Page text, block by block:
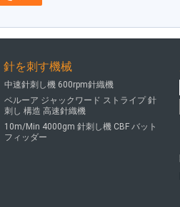
針を刺す機械
中速針刺し機 600rpm針織機
ベルーア ジャックワード ストライプ 針
刺し 構造 高速針織機
10m/Min 4000gm 針刺し機 CBF バット
フィッダー